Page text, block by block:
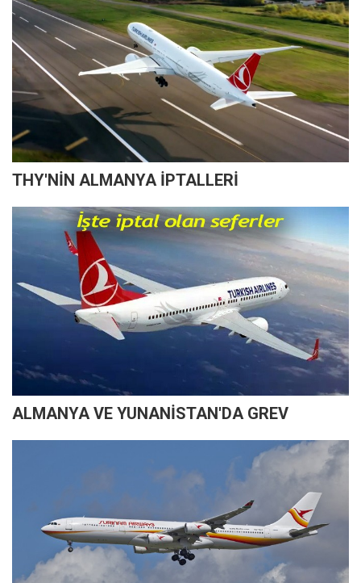
THY'NİN ALMANYA İPTALLERİ
ALMANYA VE YUNANİSTAN'DA GREV